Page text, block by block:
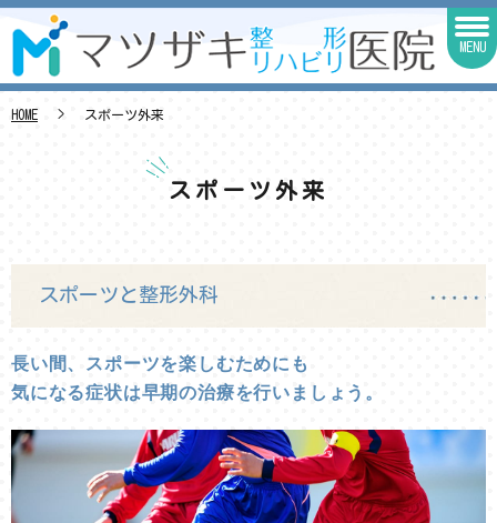
MENU
HOME スポーツ外来
スポーツ外来
スポーツと整形外科
長い間、スポーツを楽しむためにも
気になる症状は早期の治療を行いましょう。